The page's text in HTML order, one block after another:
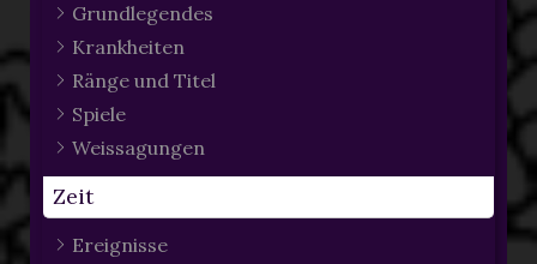
Grundlegendes
Krankheiten
Ränge und Titel
Spiele
Weissagungen
Zeit
Ereignisse